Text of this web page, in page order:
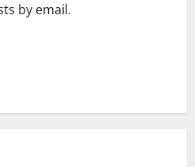
by email.